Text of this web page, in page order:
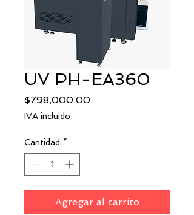
UV PH-EA360
$798,000.00Precio
IVA incluido
Cantidad *
Agregar al carrito